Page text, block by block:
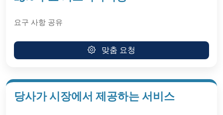
요구 사항 공유
맞춤 요청
당사가 시장에서 제공하는 서비스